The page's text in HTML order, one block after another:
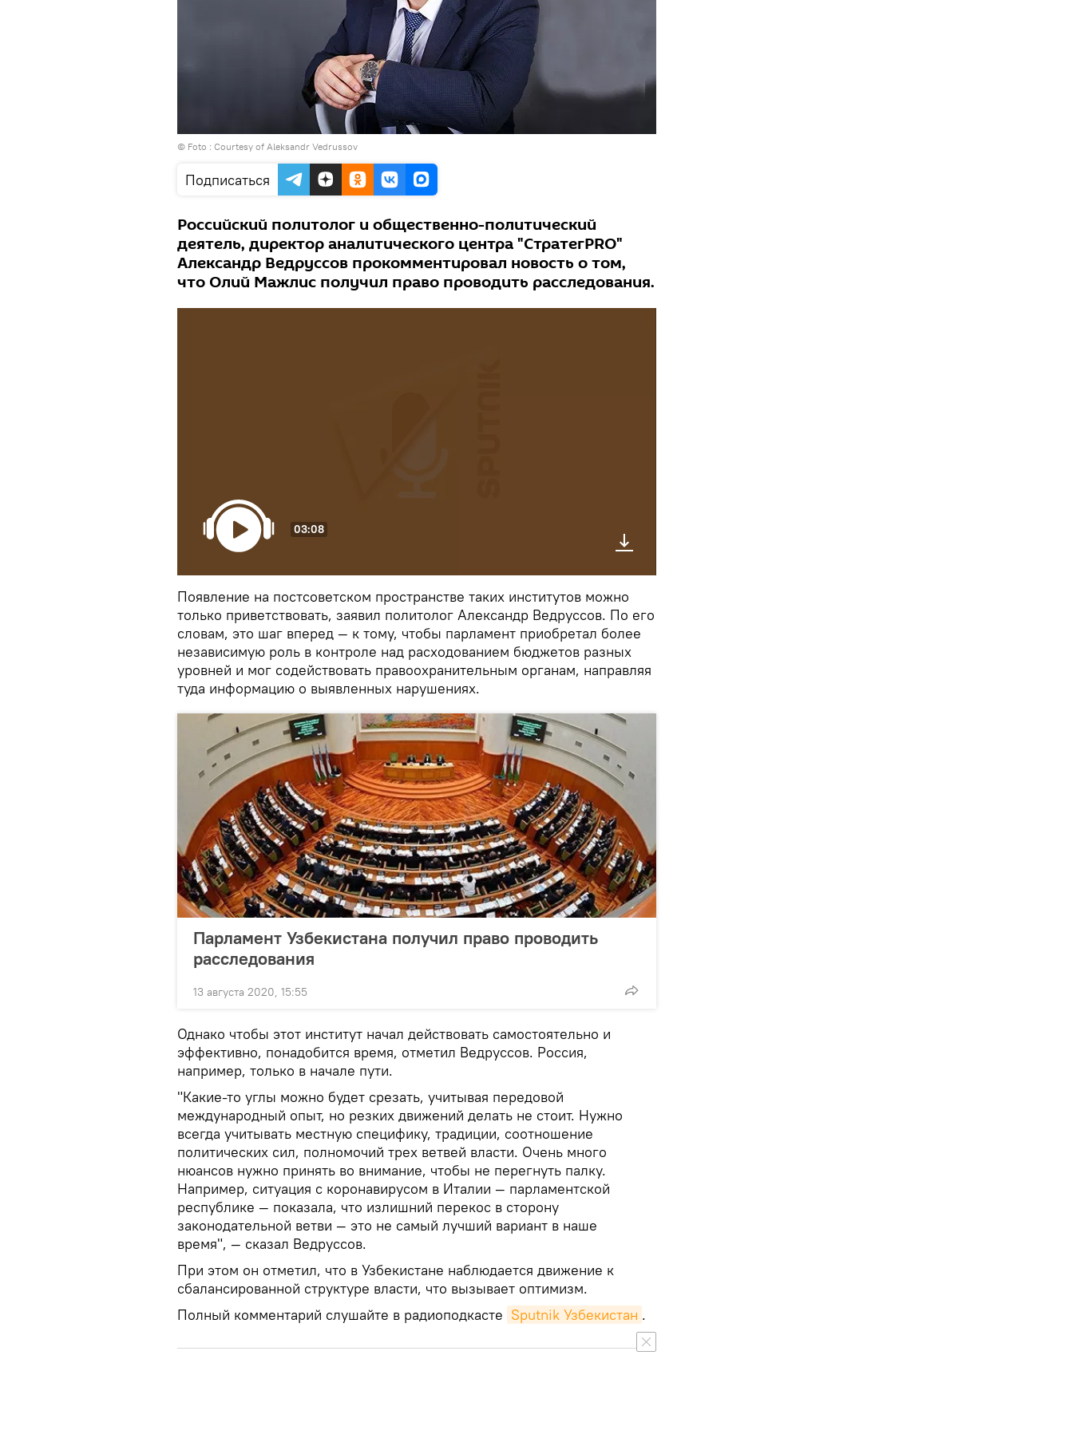
© Foto : Courtesy of Aleksandr Vedrussov
Подписаться
Российский политолог и общественно-политический
деятель, директор аналитического центра "СтратегPRO"
Александр Ведруссов прокомментировал новость о том,
что Олий Мажлис получил право проводить расследования.
03:08
Появление на постсоветском пространстве таких институтов можно
только приветствовать, заявил политолог Александр Ведруссов. По его
словам, это шаг вперед — к тому, чтобы парламент приобретал более
независимую роль в контроле над расходованием бюджетов разных
уровней и мог содействовать правоохранительным органам, направляя
туда информацию о выявленных нарушениях.
Парламент Узбекистана получил право проводить
расследования
13 августа 2020, 15:55
Однако чтобы этот институт начал действовать самостоятельно и
эффективно, понадобится время, отметил Ведруссов. Россия,
например, только в начале пути.
"Какие-то углы можно будет срезать, учитывая передовой
международный опыт, но резких движений делать не стоит. Нужно
всегда учитывать местную специфику, традиции, соотношение
политических сил, полномочий трех ветвей власти. Очень много
нюансов нужно принять во внимание, чтобы не перегнуть палку.
Например, ситуация с коронавирусом в Италии — парламентской
республике — показала, что излишний перекос в сторону
законодательной ветви — это не самый лучший вариант в наше
время", — сказал Ведруссов.
При этом он отметил, что в Узбекистане наблюдается движение к
сбалансированной структуре власти, что вызывает оптимизм.
Полный комментарий слушайте в радиоподкасте Sputnik Узбекистан .